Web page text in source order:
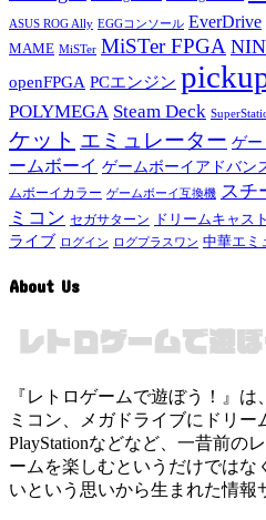
ASUS ROG Ally EGGコンソール EverDrive
MAME MiSTer MiSTer FPGA
openFPGA PCエンジン
POLYMEGA Steam Deck
ケット エミュレーター ゲー
ームボーイ ゲームボーイアドバン
ムボーイカラー ゲームボーイ互換機 スチ
ミコン セガサターン ドリームキャスト
ライブ ログイン ログプラスワン 中華エミ
About Us
『レトロゲームで遊ぼう！』
ミコン、メガドライブにドリー
PlayStationなどなど、一昔前の
ームを楽しむというだけではな
いという思いから生まれた情報